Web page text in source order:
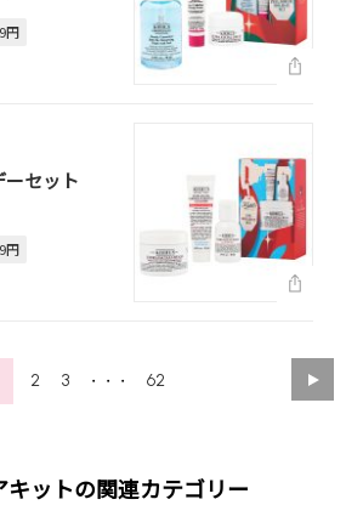
円
ーセット
円
2 3 ・・・ 62
キットの関連カテゴリー